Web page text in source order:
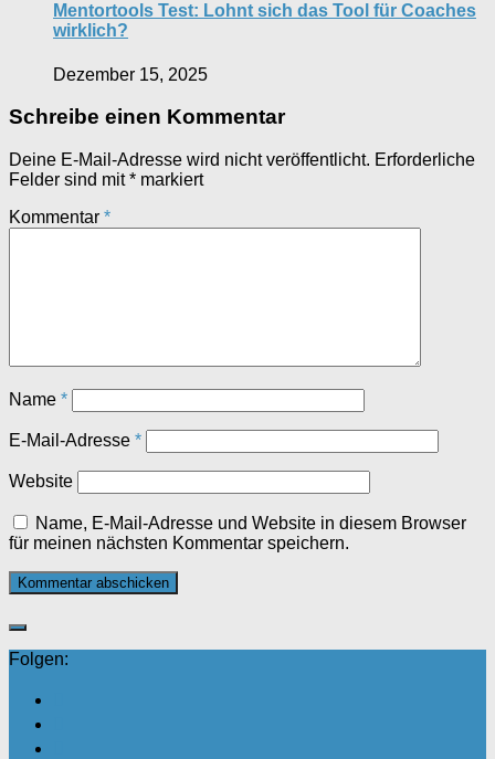
Mentortools Test: Lohnt sich das Tool für Coaches
wirklich?
Dezember 15, 2025
Schreibe einen Kommentar
Deine E-Mail-Adresse wird nicht veröffentlicht. Erforderliche
Felder sind mit* markiert
Kommentar *
Name *
E-Mail-Adresse *
Website
Name, E-Mail-Adresse und Website in diesem Browser
für meinen nächsten Kommentar speichern.
Folgen: